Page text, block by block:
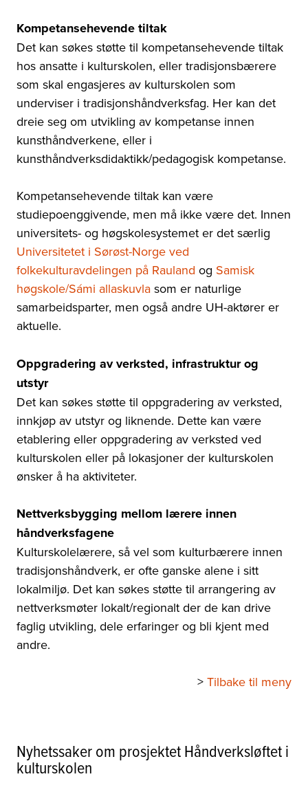
Kompetansehevende tiltak
Det kan søkes støtte til kompetansehevende tiltak
hos ansatte i kulturskolen, eller tradisjonsbærere
som skal engasjeres av kulturskolen som
underviser i tradisjonshåndverksfag. Her kan det
dreie seg om utvikling av kompetanse innen
kunsthåndverkene, eller i
kunsthåndverksdidaktikk/pedagogisk kompetanse.
Kompetansehevende tiltak kan være
studiepoenggivende, men må ikke være det. Innen
universitets- og høgskolesystemet er det særlig
Universitetet i Sørøst-Norge ved
folkekulturavdelingen på Rauland og Samisk
høgskole/Sámi allaskuvla som er naturlige
samarbeidsparter, men også andre UH-aktører er
aktuelle.
Oppgradering av verksted, infrastruktur og
utstyr
Det kan søkes støtte til oppgradering av verksted,
innkjøp av utstyr og liknende. Dette kan være
etablering eller oppgradering av verksted ved
kulturskolen eller på lokasjoner der kulturskolen
ønsker å ha aktiviteter.
Nettverksbygging mellom lærere innen
håndverksfagene
Kulturskolelærere, så vel som kulturbærere innen
tradisjonshåndverk, er ofte ganske alene i sitt
lokalmiljø. Det kan søkes støtte til arrangering av
nettverksmøter lokalt/regionalt der de kan drive
faglig utvikling, dele erfaringer og bli kjent med
andre.
> Tilbake til meny
Nyhetssaker om prosjektet Håndverksløftet i
kulturskolen